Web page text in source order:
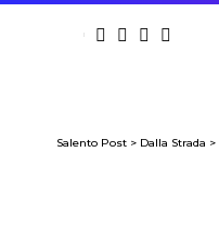
Salento Post > Dalla Strada >